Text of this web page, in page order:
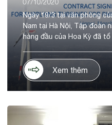
07/10/2020
Ngày 19/3 tại văn phòng
Nam tại Hà Nội, Tập đoàn
hàng đầu của Hoa Kỳ đã
Xem thêm